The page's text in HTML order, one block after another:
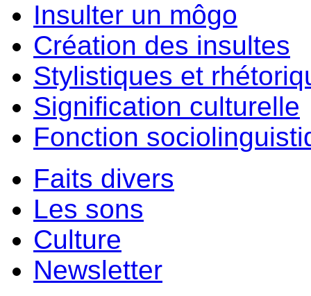
Insulter un môgo
Création des insultes
Stylistiques et
Signification culturelle
Fonction
Faits divers
Les sons
Culture
Newsletter